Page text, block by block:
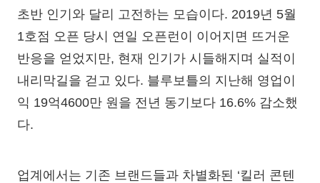
초반 인기와 달리 고전하는 모습이다. 2019년 5월
1호점 오픈 당시 연일 오픈런이 이어지면 뜨거운
반응을 얻었지만, 현재 인기가 시들해지며 실적이
내리막길을 걷고 있다. 블루보틀의 지난해 영업이
익 19억4600만 원을 전년 동기보다 16.6% 감소했
다.
업계에서는 기존 브랜드들과 차별화된 ‘킬러 콘텐